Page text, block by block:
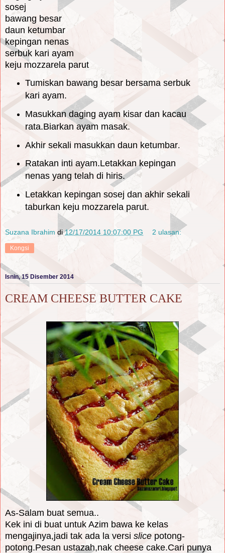
sosej
bawang besar
daun ketumbar
kepingan nenas
serbuk kari ayam
keju mozzarela parut
Tumiskan bawang besar bersama serbuk
kari ayam.
Masukkan daging ayam kisar dan kacau
rata.Biarkan ayam masak.
Akhir sekali masukkan daun ketumbar.
Ratakan inti ayam.Letakkan kepingan
nenas yang telah di hiris.
Letakkan kepingan sosej dan akhir sekali
taburkan keju mozzarela parut.
Suzana Ibrahim di12/17/2014 10:07:00 PG 2 ulasan:
Kongsi
Isnin, 15 Disember 2014
CREAM CHEESE BUTTER CAKE
As-Salam buat semua..
Kek ini di buat untuk Azim bawa ke kelas
mengajinya,jadi tak ada la versi slice potong-
potong.Pesan ustazah,nak cheese cake.Cari punya